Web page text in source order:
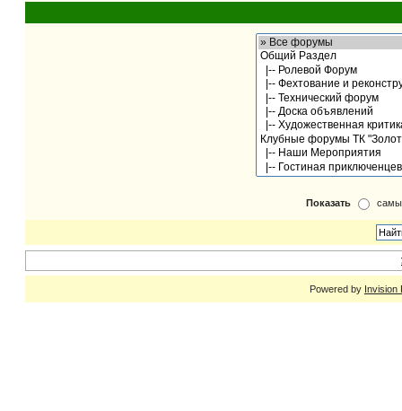
Показать
Powered by Invision